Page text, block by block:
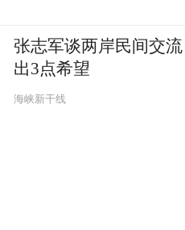
张志军谈两岸民间交
出3点希望
海峡新干线